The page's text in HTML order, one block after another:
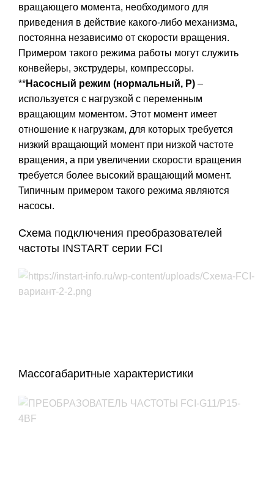
вращающего момента, необходимого для
приведения в действие какого-либо механизма,
постоянна независимо от скорости вращения.
Примером такого режима работы могут служить
конвейеры, экструдеры, компрессоры.
**Насосный режим (нормальный, P) –
используется с нагрузкой с переменным
вращающим моментом. Этот момент имеет
отношение к нагрузкам, для которых требуется
низкий вращающий момент при низкой частоте
вращения, а при увеличении скорости вращения
требуется более высокий вращающий момент.
Типичным примером такого режима являются
насосы.
Схема подключения преобразователей
частоты INSTART серии FCI
Массогабаритные характеристики